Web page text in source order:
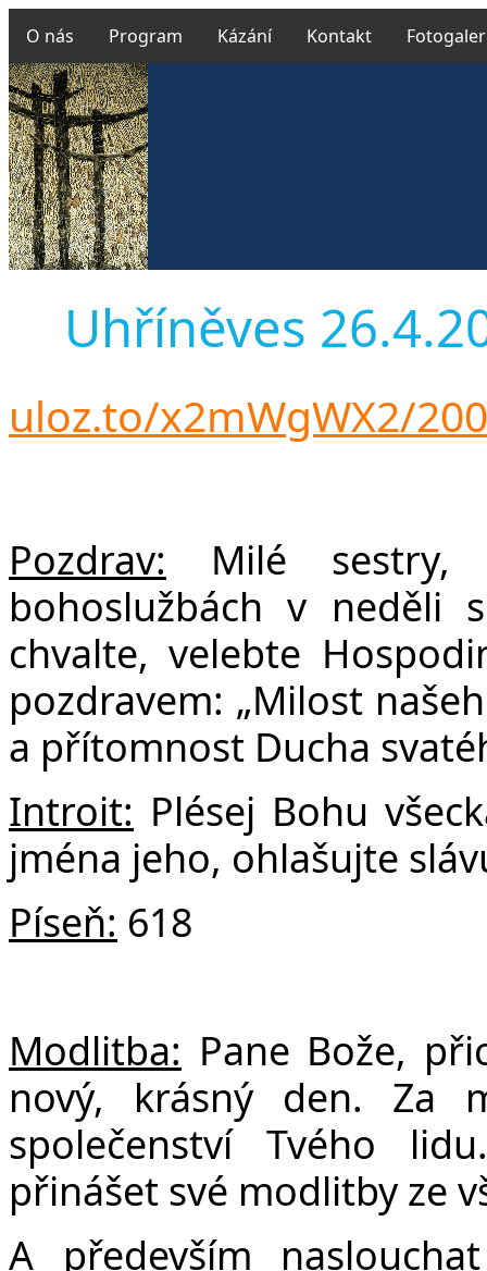
O nás Program Kázání Kontakt
Uhříněves
uloz.to/x2mWgWX2/
Pozdrav: Milé
bohoslužbách v neděli
chvalte, velebte
pozdravem: „Milost
a přítomnost Ducha
Introit: Plésej Bohu
jména jeho, ohlašujte
Píseň: 618
Modlitba: Pane Bože,
nový, krásný den. Za
společenství Tvého
přinášet své modlitby ze
A především